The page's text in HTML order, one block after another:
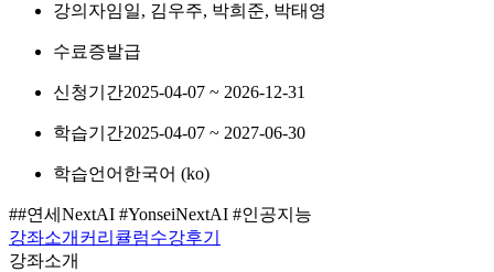
강의자임일, 김우주, 박희준, 박태영
수료증발급
신청기간2025-04-07 ~ 2026-12-31
학습기간2025-04-07 ~ 2027-06-30
학습언어 한국어 ‎(ko)‎
##연세NextAI #YonseiNextAI #인공지능
강좌소개 커리큘럼수강후기
강좌소개